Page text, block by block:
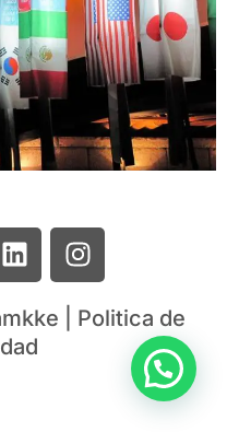
| Politica de